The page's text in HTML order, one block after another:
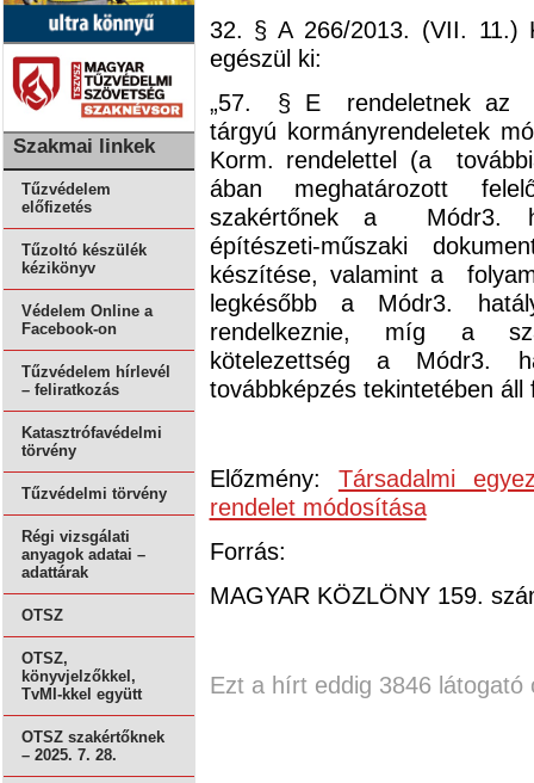
Szakmai linkek
Tűzvédelem
előfizetés
Tűzoltó készülék
kézikönyv
Védelem Online a
Facebook-on
Tűzvédelem hírlevél
– feliratkozás
Katasztrófavédelmi
törvény
Tűzvédelmi törvény
Régi vizsgálati
anyagok adatai –
adattárak
OTSZ
OTSZ,
könyvjelzőkkel,
TvMI-kkel együtt
OTSZ szakértőknek
– 2025. 7. 28.
32. § A 266/2013. (VII. 11.)
egészül ki:
„57. § E rendeletnek az
tárgyú kormányrendeletek
Korm. rendelettel (a
ában meghatározott
szakértőnek a Módr3.
építészeti-műszaki
készítése, valamint a
legkésőbb a Módr3.
rendelkeznie, míg a
kötelezettség a Módr3.
továbbképzés tekintetében áll
Előzmény: Társadalmi
rendelet módosítása
Forrás:
MAGYAR KÖZLÖNY 159.
Ezt a hírt eddig 3846 látogató